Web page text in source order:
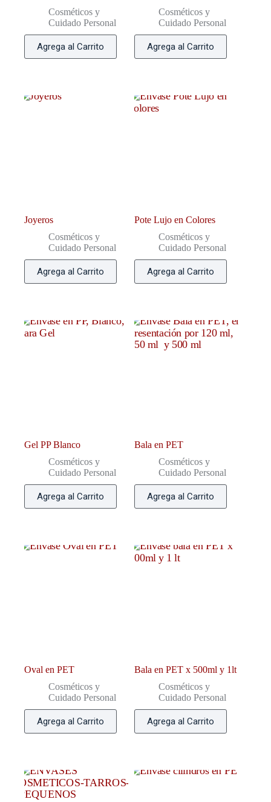
Cosméticos y
Cuidado Personal
Agrega al Carrito
Cosméticos y
Cuidado Personal
Agrega al Carrito
Joyeros
Cosméticos y
Cuidado Personal
Agrega al Carrito
Pote Lujo en Colores
Cosméticos y
Cuidado Personal
Agrega al Carrito
Gel PP Blanco
Cosméticos y
Cuidado Personal
Agrega al Carrito
Bala en PET
Cosméticos y
Cuidado Personal
Agrega al Carrito
Oval en PET
Cosméticos y
Cuidado Personal
Agrega al Carrito
Bala en PET x 500ml y 1lt
Cosméticos y
Cuidado Personal
Agrega al Carrito